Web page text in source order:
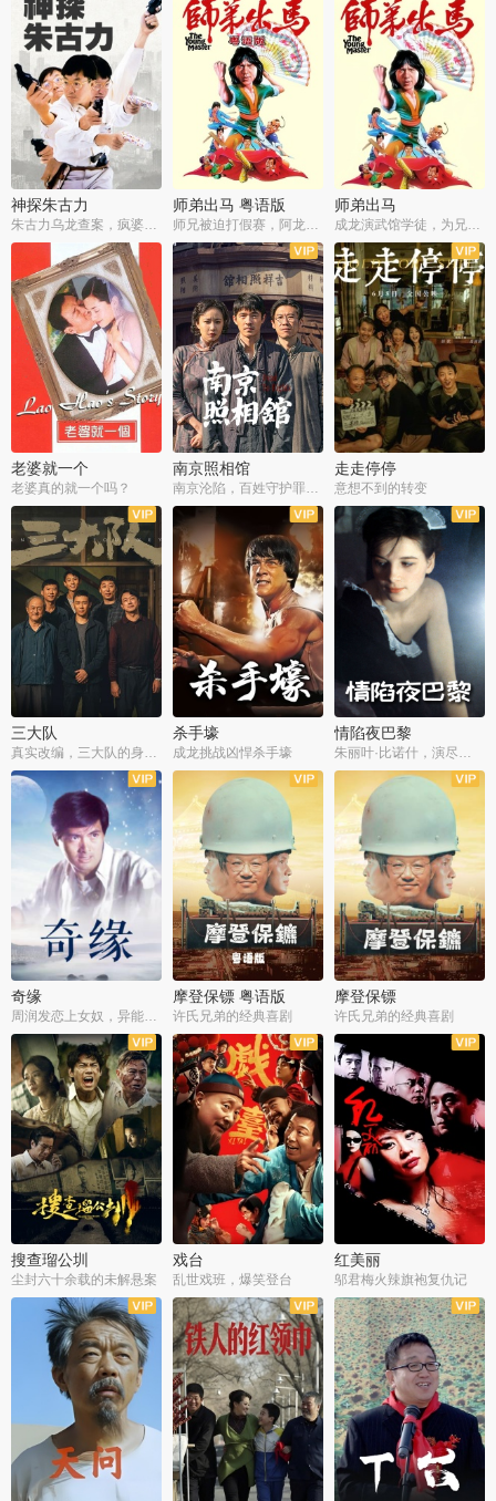
神探朱古力
朱古力乌龙查案，疯婆子神助攻
师弟出马 粤语版
师兄被迫打假赛，阿龙追查斗黑帮
师弟出马
成龙演武馆学徒，为兄搏命战黑道
老婆就一个
老婆真的就一个吗？
南京照相馆
南京沦陷，百姓守护罪证底片
走走停停
意想不到的转变
三大队 杀手壕
成龙挑战凶悍杀手壕
情陷夜巴黎
奇缘
周润发恋上女奴，异能护体战邪派
摩登保镖 粤语版
许氏兄弟的经典喜剧
摩登保镖
许氏兄弟的经典喜剧
搜查瑠公圳
尘封六十余载的未解悬案
戏台
乱世戏班，爆笑登台
红美丽
邬君梅火辣旗袍复仇记